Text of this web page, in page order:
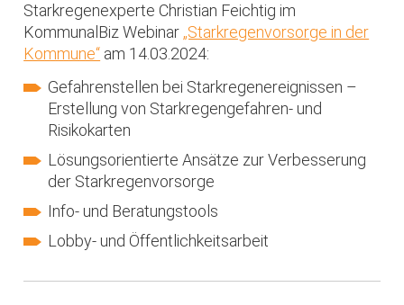
Starkregenexperte Christian Feichtig im
KommunalBiz Webinar„Starkregenvorsorge in der
Kommune“ am 14.03.2024:
Gefahrenstellen bei Starkregenereignissen –
Erstellung von Starkregengefahren- und
Risikokarten
Lösungsorientierte Ansätze zur Verbesserung
der Starkregenvorsorge
Info- und Beratungstools
Lobby- und Öffentlichkeitsarbeit